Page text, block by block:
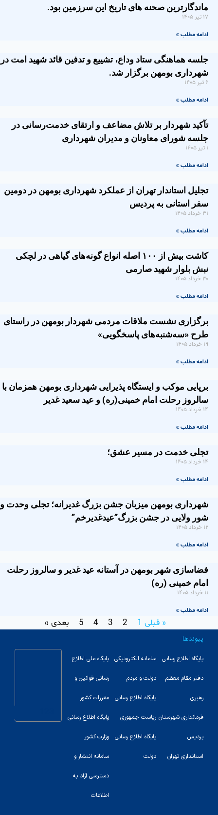
ماندگارترین صحنه های تاریخ این سرزمین بود.
۱۷ تیر ۱۴۰۵
ادامه مطلب »
جلسه هماهنگی ستاد وداع، تشییع و تدفین قائد شهید امت در
شهرداری بومهن برگزار شد.
۶ تیر ۱۴۰۵
ادامه مطلب »
تآکید شهردار بر تلاش مضاعف و ارتقای خدمت‌رسانی در
جلسه شورای معاونان و مدیران شهرداری
۱ تیر ۱۴۰۵
ادامه مطلب »
تجلیل استاندار تهران از عملکرد شهرداری بومهن در دومین
سفر استانی به پردیس
۳۱ خرداد ۱۴۰۵
ادامه مطلب »
کاشت بیش از ۱۰۰ اصله انواع گونه‌های گیاهی در لچکی
نبش بلوار شهید صارمی
۳۰ خرداد ۱۴۰۵
ادامه مطلب »
برگزاری نشست ملاقات مردمی شهردار بومهن در راستای
طرح «سه‌شنبه‌های پاسخگویی»
۱۹ خرداد ۱۴۰۵
ادامه مطلب »
برپایی موکب و ایستگاه پذیرایی شهرداری بومهن همزمان با
سالروز رحلت امام خمینی(ره) و عید سعید غدیر
۱۴ خرداد ۱۴۰۵
ادامه مطلب »
تجلی خدمت در مسیر عشق؛
۱۴ خرداد ۱۴۰۵
ادامه مطلب »
شهرداری بومهن میزبان جشن بزرگ غدیرانه؛ تجلی وحدت و
شور ولایی در جشن بزرگ”عیدغدیرخم”
۱۲ خرداد ۱۴۰۵
ادامه مطلب »
فضاسازی شهر بومهن در آستانه عید غدیر و سالروز رحلت
امام خمینی (ره)
۱۱ خرداد ۱۴۰۵
ادامه مطلب »
« قبلی 1
2
3
4
5 بعدی »
پیوندها
پایگاه اطلاع رسانی
دفتر مقام معظم
رهبری
فرمانداری شهرستان
پردیس
استانداری تهران
سامانه الکترونیکی
دولت و مردم
پایگاه اطلاع رسانی
ریاست جمهوری
پایگاه اطلاع رسانی
دولت
پایگاه ملی اطلاع
رسانی قوانین و
مقررات کشور
پایگاه اطلاع رسانی
وزارت کشور
سامانه انتشار و
دسترسی آزاد به
اطلاعات